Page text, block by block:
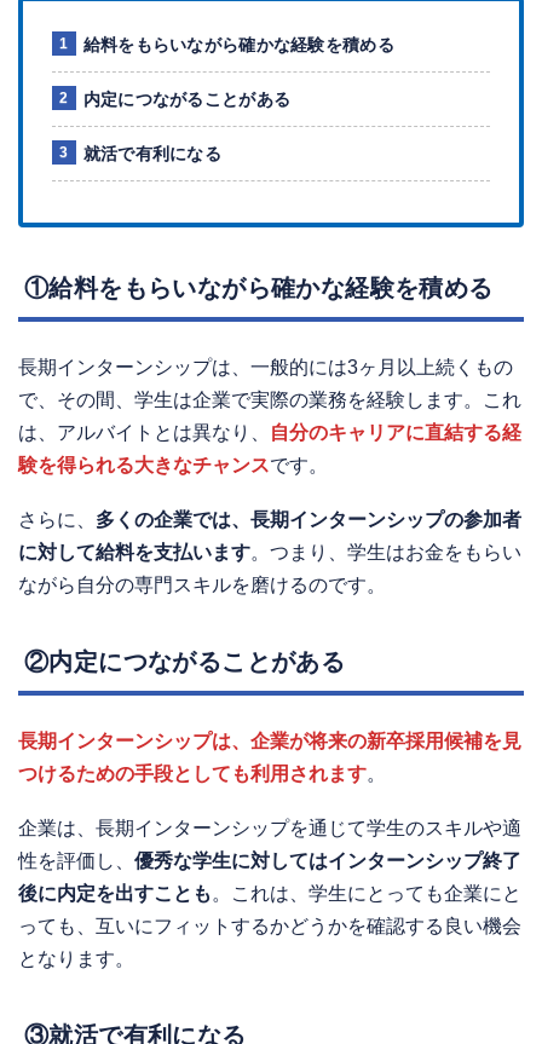
給料をもらいながら確かな経験を積める
内定につながることがある
就活で有利になる
①給料をもらいながら確かな経験を積める
長期インターンシップは、一般的には3ヶ月以上続くもの
で、その間、学生は企業で実際の業務を経験します。これ
は、アルバイトとは異なり、
自分のキャリアに直結する経
験を得られる大きなチャンスです。
さらに、 多くの企業では、長期インターンシップの参加者
に対して給料を支払います。つまり、学生はお金をもらい
ながら自分の専門スキルを磨けるのです。
②内定につながることがある
長期インターンシップは、企業が将来の新卒採用候補を見
つけるための手段としても利用されます。
企業は、長期インターンシップを通じて学生のスキルや適
性を評価し、 優秀な学生に対してはインターンシップ終了
後に内定を出すことも 。これは、学生にとっても企業にと
っても、互いにフィットするかどうかを確認する良い機会
となります。
③就活で有利になる